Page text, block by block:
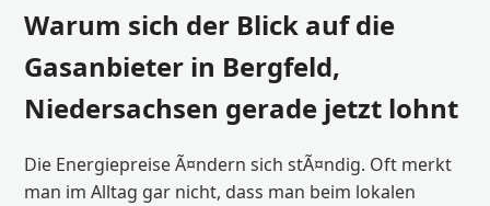
Warum sich der Blick auf die
Gasanbieter in Bergfeld,
Niedersachsen gerade jetzt lohnt
Die Energiepreise Ã¤ndern sich stÃ¤ndig. Oft merkt
man im Alltag gar nicht, dass man beim lokalen